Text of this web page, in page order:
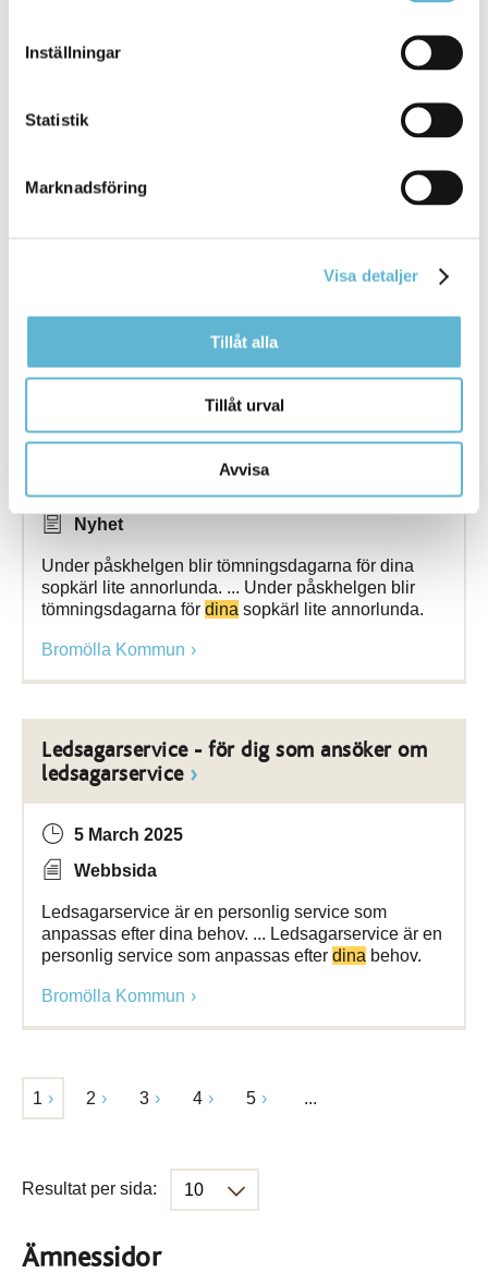
Inställningar
Statistik
Marknadsföring
Visa detaljer
Tillåt alla
Tillåt urval
Avvisa
Planeraditt
12 September 2025
Det ska vara lätt att vara förening i Bromölla
[Arkiverad] Tömning av avfall och
öppettider på Åsen i påskhelgen
Nyhet
Under påskhelgen blir tömningsdagarna för dina
sopkärl lite annorlunda. ... Under påskhelgen blir
tömningsdagarna för dina sopkärl lite annorlunda.
Bromölla Kommun
Ledsagarservice - för dig som ansöker om
ledsagarservice
5 March 2025
Webbsida
Ledsagarservice är en personlig service som
anpassas efter dina behov. ... Ledsagarservice är en
personlig service som anpassas efter dina behov.
Bromölla Kommun
1 2 3 4 5 ...
Resultat per sida:
Ämnessidor